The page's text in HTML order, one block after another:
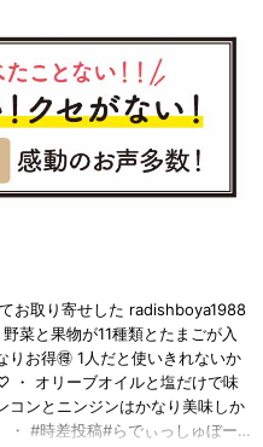
お取り寄せした radishboya1988
菜と果物が11種類とたまごが入
りお得🉐 1人だと使いきれないか
・ オリーブオイルと塩だけで味
コンとニンジンはかなり美味しか
・ #時差投稿#らでぃっしゅぼー